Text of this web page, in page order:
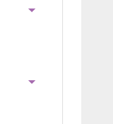
TOGGLE MENU
TOGGLE MENU